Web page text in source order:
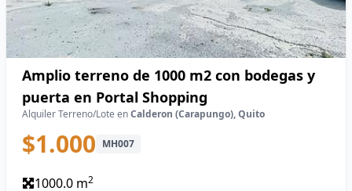
Amplio terreno de 1000 m2 con bodegas y
puerta en Portal Shopping
Alquiler Terreno/Lote enCalderon (Carapungo), Quito
$1.000 MH007
1000.0 m2